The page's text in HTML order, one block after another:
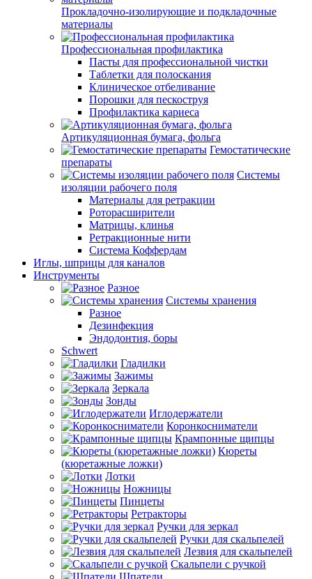
Прокладочно-изолирующие и подкладочные
материалы
Профессиональная профилактика
Пасты для профессиональной чистки
Таблетки для полоскания
Клиническое отбеливание
Порошки для пескоструя
Профилактика кариеса
Артикуляционная бумага, фольга
Гемостатические
препараты
Системы
изоляции рабочего поля
Материалы для ретракции
Роторасширители
Матрицы, клинья
Ретракционные нити
Система Коффердам
Иглы, шприцы для каналов
Инструменты
Разное
Системы хранения
Разное
Дезинфекция
Эндодонтия, боры
Schwert
Гладилки
Зажимы
Зеркала
Зонды
Иглодержатели
Коронкосниматели
Крампонные щипцы
Кюреты
(кюретажные ложки)
Лотки
Ножницы
Пинцеты
Ретракторы
Ручки для зеркал
Ручки для скальпелей
Лезвия для скальпелей
Скальпели с ручкой
Шпатели